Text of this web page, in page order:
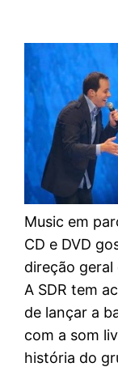
Music em
CD e DVD
direção geral
A SDR tem
de lançar a
com a som
história do